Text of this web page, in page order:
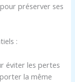
préserver ses
:
éviter les pertes
la même